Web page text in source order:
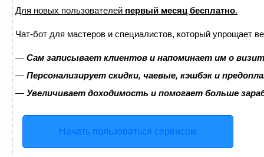
Для новых пользователей первый месяц бесплатно.
Чат-бот для мастеров и специалистов, который упрощает
— Сам записывает клиентов и напоминает им о
— Персонализирует скидки, чаевые, кэшбэк и
— Увеличивает доходимость и помогает больше
Начать пользоваться сервисом